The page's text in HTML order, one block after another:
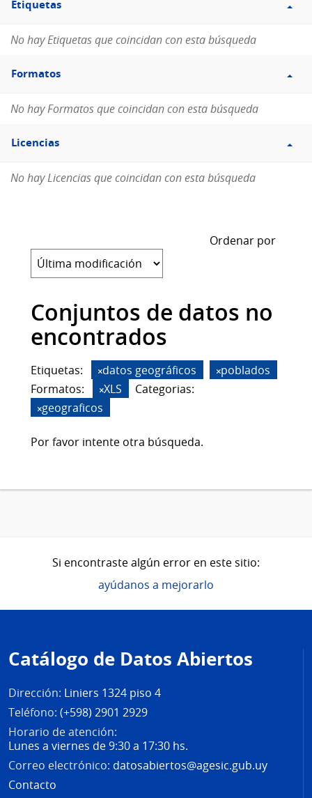
Etiquetas
Etiquetas
No hay Etiquetas que coincidan con esta búsqueda
Filtro
Formatos
Formatos
No hay Formatos que coincidan con esta búsqueda
Filtro
Licencias
Licencias
No hay Licencias que coincidan con esta búsqueda
Ordenar por
Conjuntos de datos no
encontrados
Etiquetas: datos geográficos
poblados
Formatos:
XLS
Categorias:
geograficos
Por favor intente otra búsqueda.
Si encontraste algún error en este sitio:
ayúdanos a mejorarlo
de
página
Catálogo de Datos Abiertos
Dirección: Liniers 1324 piso 4
Teléfono: (+598) 2901 2929
Horario de atención:
Lunes a viernes de 9:30 a 17:30 hs.
Correo electrónico: datosabiertos@agesic.gub.uy
Contacto